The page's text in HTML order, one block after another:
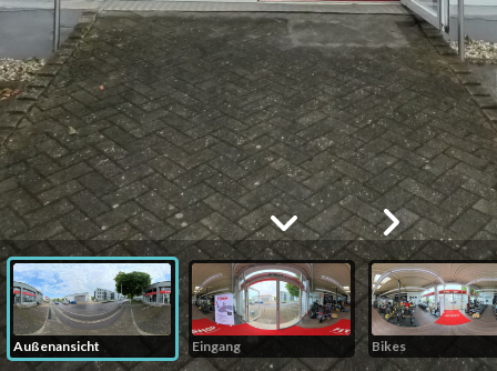
Außenansicht Eingang Bikes